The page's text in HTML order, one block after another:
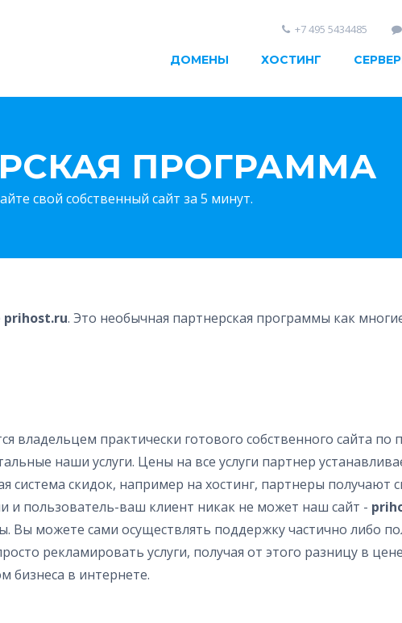
ДОМЕНЫ ХОСТИНГ
+7 495 5434485
ПРОГРАММА
свой собственный сайт за 5 минут.
prihost.ru. Это необычная партнерская программы как
практически готового собственного сайта по
наши услуги. Цены на все услуги партнер
скидок, например на хостинг, партнеры получают
и пользователь-ваш клиент никак не может наш сайт -
Вы можете сами осуществлять поддержку частично либо
рекламировать услуги, получая от этого разницу в
бизнеса в интернете.